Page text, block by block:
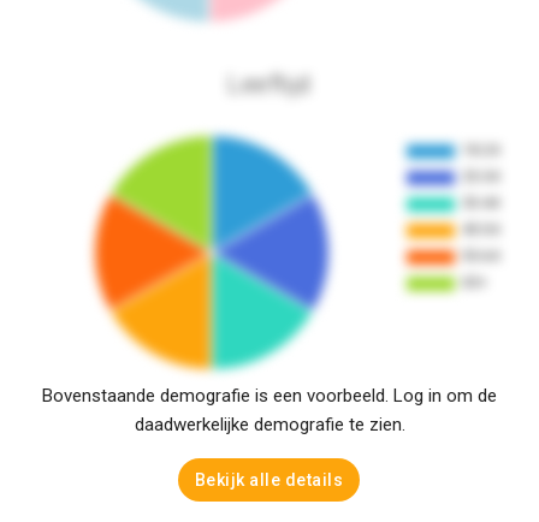
Leeftijd
Bovenstaande demografie is een voorbeeld. Log in om de
daadwerkelijke demografie te zien.
Bekijk alle details